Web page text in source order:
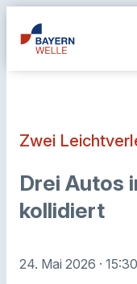
Zwei
Drei Autos
kollidiert
24. Mai 2026 ·